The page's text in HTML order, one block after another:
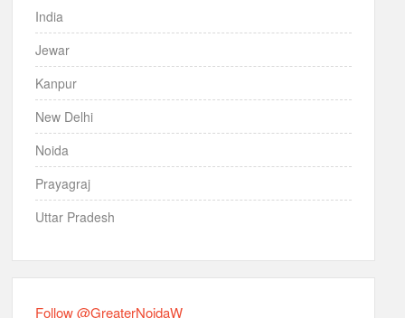
India
Jewar
Kanpur
New Delhi
Noida
Prayagraj
Uttar Pradesh
Follow @GreaterNoidaW